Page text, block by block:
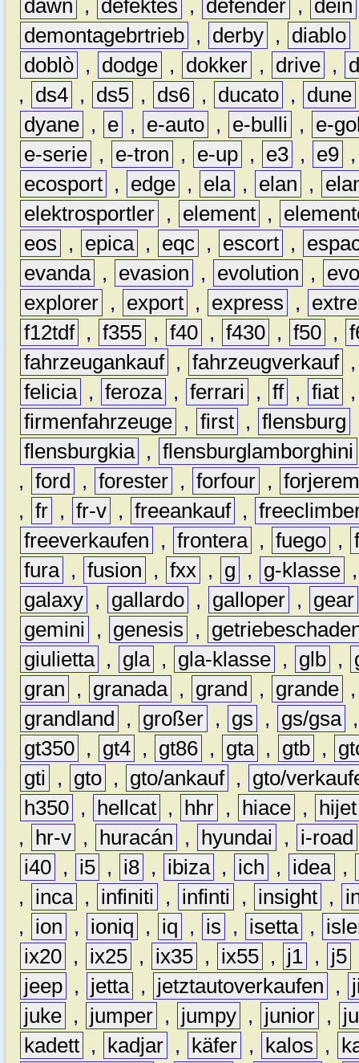
dawn , defektes , defender , dein
demontagebrtrieb , derby , diablo
doblò , dodge , dokker , drive ,
,
ds4 , ds5 , ds6 , ducato , dune
dyane , e , e-auto , e-bulli ,
e-
e-serie , e-tron , e-up , e3 , e9
ecosport , edge , ela , elan ,
elektrosportler , element ,
eos
, epica , eqc , escort ,
evanda , evasion , evolution ,
explorer , export , express ,
f12tdf , f355 , f40 , f430 , f50 ,
fahrzeugankauf , fahrzeugverkauf
felicia , feroza , ferrari , ff , fiat
firmenfahrzeuge , first , flensburg
flensburgkia , flensburglamborghini
, ford , forester , forfour ,
, fr , fr-v , freeankauf ,
freeverkaufen
, frontera , fuego ,
fura , fusion , fxx , g , g-klasse
galaxy , gallardo , galloper ,
gear
gemini
, genesis ,
giulietta , gla , gla-klasse , glb ,
gran
, granada , grand , grande
grandland
, großer , gs , gs/gsa
gt350 , gt4 , gt86 , gta , gtb ,
gti
, gto , gto/ankauf ,
gto/
h350 , hellcat , hhr , hiace ,
hijet
,
hr-v , huracán , hyundai ,
i-road
i40 , i5 , i8 , ibiza , ich , idea ,
,
inca , infiniti , infinti , insight ,
,
ion , ioniq , iq , is , isetta ,
ix20 , ix25 , ix35 , ix55 , j1 , j5
jeep , jetta , jetztautoverkaufen ,
juke , jumper , jumpy , junior ,
kadett , kadjar , käfer , kalos ,